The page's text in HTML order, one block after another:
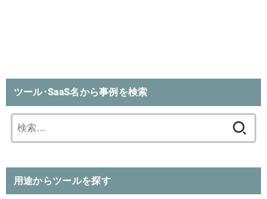
ツール･SaaS名から事例を検索
索:
用途からツールを探す